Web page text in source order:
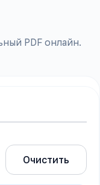
PDF онлайн.
Очистить